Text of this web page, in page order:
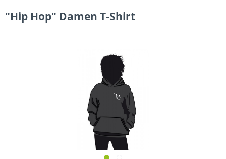
"Hip Hop" Damen T-Shirt